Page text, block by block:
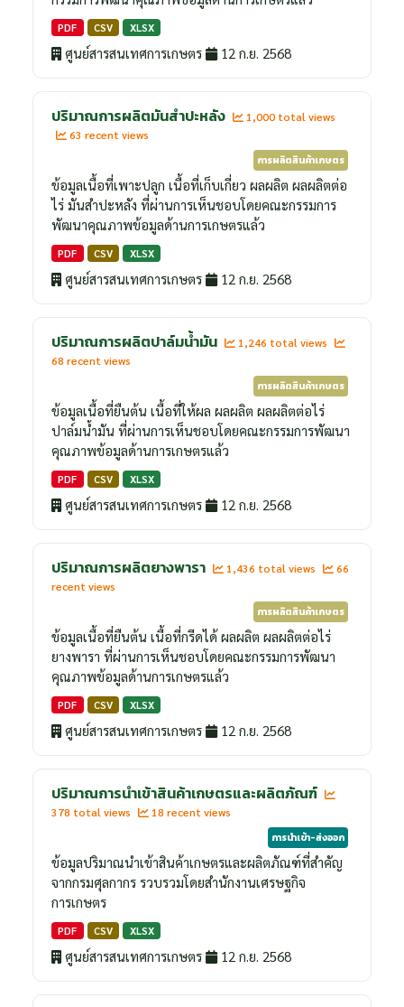
PDF CSV XLSX
ศูนย์สารสนเทศการเกษตร 12 ก.ย. 2568
ปริมาณการผลิตมันสำปะหลัง
1,000 total views
63 recent views
การผลิตสินค้าเกษตร
ข้อมูลเนื้อที่เพาะปลูก เนื้อที่เก็บเกี่ยว ผลผลิต ผลผลิตต่อ
ไร่ มันสำปะหลัง ที่ผ่านการเห็นชอบโดยคณะกรรมการ
พัฒนาคุณภาพข้อมูลด้านการเกษตรแล้ว
PDF CSV XLSX
ศูนย์สารสนเทศการเกษตร 12 ก.ย. 2568
ปริมาณการผลิตปาล์มน้ำมัน
1,246 total views
68 recent views
การผลิตสินค้าเกษตร
ข้อมูลเนื้อที่ยืนต้น เนื้อที่ให้ผล ผลผลิต ผลผลิตต่อไร่
ปาล์มน้ำมัน ที่ผ่านการเห็นชอบโดยคณะกรรมการพัฒนา
คุณภาพข้อมูลด้านการเกษตรแล้ว
PDF CSV XLSX
ศูนย์สารสนเทศการเกษตร 12 ก.ย. 2568
ปริมาณการผลิตยางพารา 1,436 total views
66
recent views
การผลิตสินค้าเกษตร
ข้อมูลเนื้อที่ยืนต้น เนื้อที่กรีดได้ ผลผลิต ผลผลิตต่อไร่
ยางพารา ที่ผ่านการเห็นชอบโดยคณะกรรมการพัฒนา
คุณภาพข้อมูลด้านการเกษตรแล้ว
PDF CSV XLSX
ศูนย์สารสนเทศการเกษตร 12 ก.ย. 2568
ปริมาณการนำเข้าสินค้าเกษตรและผลิตภัณฑ์
378 total views
18 recent views
การนำเข้า-ส่งออก
ข้อมูลปริมาณนำเข้าสินค้าเกษตรและผลิตภัณฑ์ที่สำคัญ
จากกรมศุลกากร รวบรวมโดยสำนักงานเศรษฐกิจ
การเกษตร
PDF CSV XLSX
ศูนย์สารสนเทศการเกษตร 12 ก.ย. 2568